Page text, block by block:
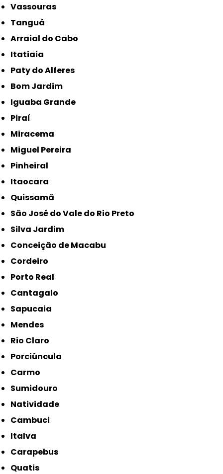
Vassouras
Tanguá
Arraial do Cabo
Itatiaia
Paty do Alferes
Bom Jardim
Iguaba Grande
Piraí
Miracema
Miguel Pereira
Pinheiral
Itaocara
Quissamã
São José do Vale do Rio Preto
Silva Jardim
Conceição de Macabu
Cordeiro
Porto Real
Cantagalo
Sapucaia
Mendes
Rio Claro
Porciúncula
Carmo
Sumidouro
Natividade
Cambuci
Italva
Carapebus
Quatis